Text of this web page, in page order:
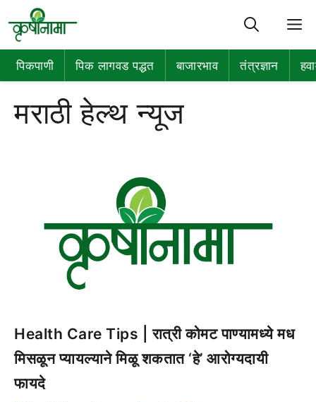
पिकपाणी पिक लागवड पद्धत बाजारभाव तंत्रज्ञान
मराठी हेल्थ न्यूज
Health Care Tips | रात्री कोमट पाण्यामध्ये मध
मिसळून प्यायल्याने मिळू शकतात ‘हे’ आरोग्यदायी
फायदे